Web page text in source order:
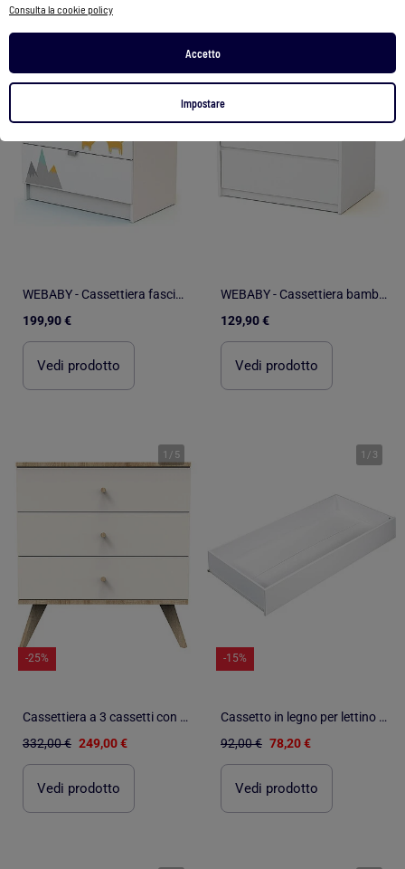
Consulta la cookie policy
Accetto
Impostare
1/4
WEBABY - Cassettiera fasciatoio 3 cassetti legno - Bianco -79 x 65,5 x 92 cm ALBA
199,90 €
Vedi prodotto
1/3
WEBABY - Cassettiera bambini 3 cassetti UNO legno - Bianco - 71 x 48 x 75,5 cm
129,90 €
Vedi prodotto
1 / 5
-25%
Cassettiera a 3 cassetti con piedini in legno e finitura color - SAUTHON
332,00 € 249,00 €
Vedi prodotto
1 / 3
-15%
Cassetto in legno per lettino bianco - BABYPRICE
92,00 € 78,20 €
Vedi prodotto